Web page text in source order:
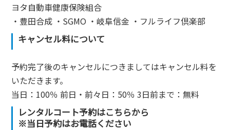
ヨタ自動車健康保険組合
・豊田合成 ・SGMO ・岐阜信金 ・フルライフ倶楽部
キャンセル料について
予約完了後のキャンセルにつきましてはキャンセル料を
いただきます。
当⽇：100％ 前⽇‧前々⽇：50％ 3⽇前まで：無料
レンタルコート予約はこちらから
※当日予約はお電話ください